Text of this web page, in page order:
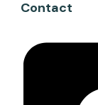
Contact